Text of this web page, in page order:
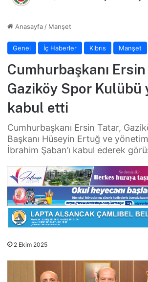
Anasayfa / Manşet
Genel İç Haberler Kıbrıs Manşet
Cumhurbaşkanı
Gaziköy Spor Kulübü
kabul etti
Cumhurbaşkanı Ersin Tatar,
Başkanı Hüseyin Ertuğ ve
İbrahim Şaban’ı kabul ederek
2 Ekim 2025